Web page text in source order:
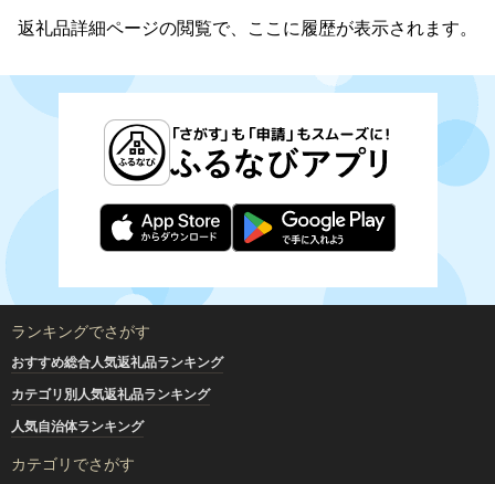
返礼品詳細ページの閲覧で、ここに履歴が表示されます。
ランキングでさがす
おすすめ総合人気返礼品ランキング
カテゴリ別人気返礼品ランキング
人気自治体ランキング
カテゴリでさがす